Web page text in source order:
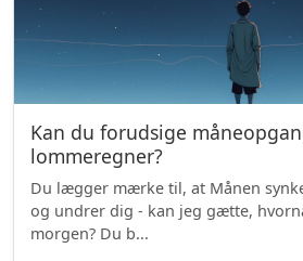
Kan du forudsige
lommeregner?
Du lægger mærke til, at Månen
og undrer dig - kan jeg gætte,
morgen? Du b...